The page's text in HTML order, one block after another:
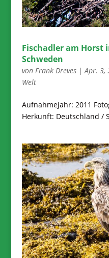
Fischadler am Horst
Schweden
von Frank Dreves|Apr. 3,
Welt
Aufnahmejahr: 2011
Herkunft: Deutschland /